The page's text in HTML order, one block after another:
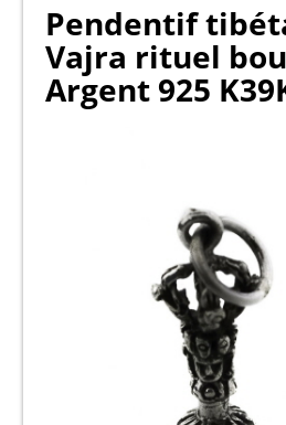
Pendentif
Vajra rituel
Argent 925